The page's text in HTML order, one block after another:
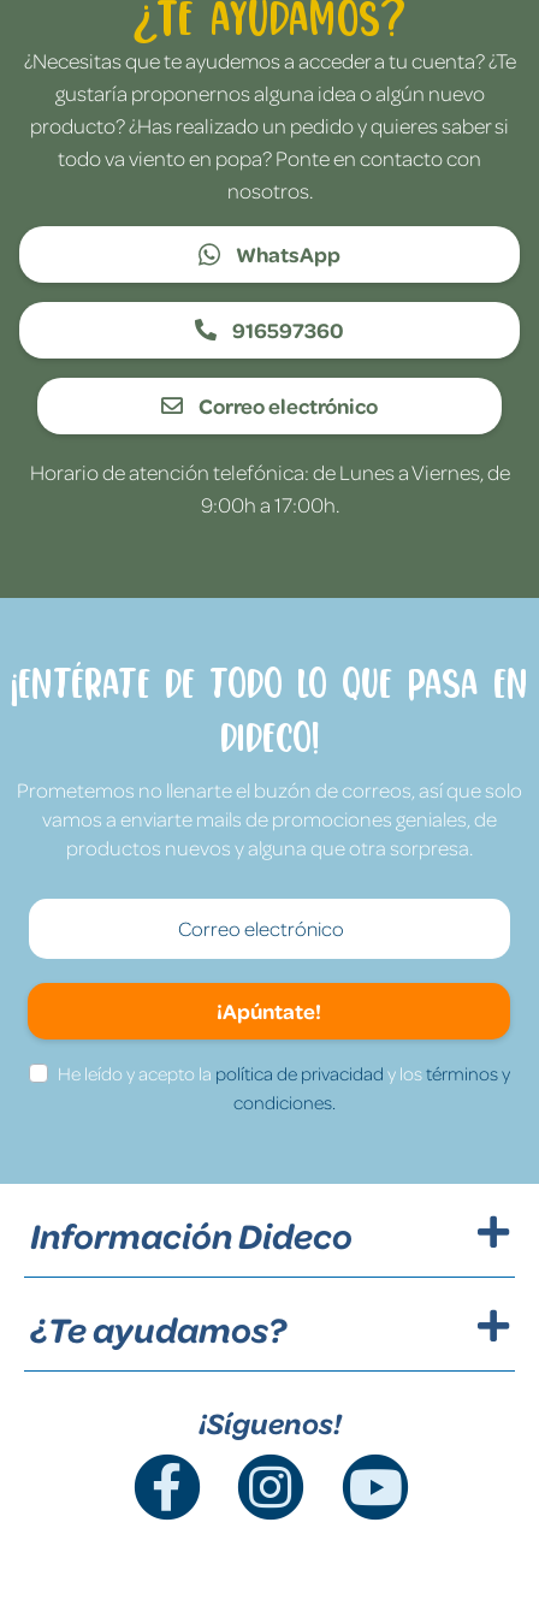
¿Te ayudamos?
¿Necesitas que te ayudemos a acceder a tu cuenta? ¿Te
gustaría proponernos alguna idea o algún nuevo
producto? ¿Has realizado un pedido y quieres saber si
todo va viento en popa? Ponte en contacto con
nosotros.
WhatsApp
916597360
Correo electrónico
Horario de atención telefónica: de Lunes a Viernes, de
9:00h a 17:00h.
¡Entérate de todo lo que pasa en
Dideco!
Prometemos no llenarte el buzón de correos, así que solo
vamos a enviarte mails de promociones geniales, de
productos nuevos y alguna que otra sorpresa.
¡Apúntate!
He leído y acepto la política de privacidad y lostérminos y
condiciones.
Información Dideco
¿Te ayudamos?
¡Síguenos!